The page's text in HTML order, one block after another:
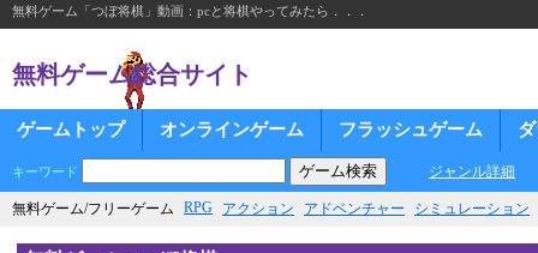
無料ゲーム「つぼ将棋」動画：pcと将棋やってみたら．．．
無料ゲーム総合サイト
ゲームトップ オンラインゲーム フラッシュゲーム
キーワード ジャンル詳細
無料ゲーム/フリーゲーム RPG アクション アドベンチャー シミュレーション